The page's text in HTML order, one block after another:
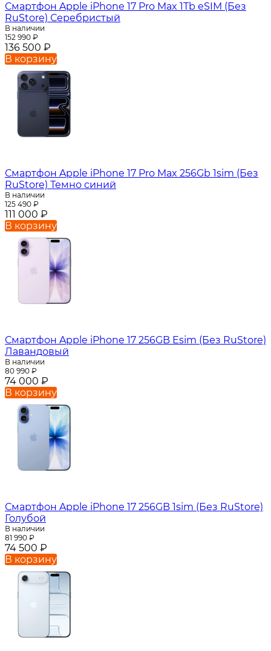
Смартфон Apple iPhone 17 Pro Max 1Tb eSIM (Без
RuStore) Серебристый
В наличии
152 990 ₽
136 500 ₽
В корзину
Смартфон Apple iPhone 17 Pro Max 256Gb 1sim (Без
RuStore) Темно синий
В наличии
125 490 ₽
111 000 ₽
В корзину
Смартфон Apple iPhone 17 256GB Esim (Без RuStore)
Лавандовый
В наличии
80 990 ₽
74 000 ₽
В корзину
Смартфон Apple iPhone 17 256GB 1sim (Без RuStore)
Голубой
В наличии
81 990 ₽
74 500 ₽
В корзину